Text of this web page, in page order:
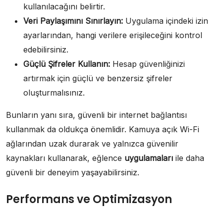
kullanılacağını belirtir.
Veri Paylaşımını Sınırlayın: Uygulama içindeki izin
ayarlarından, hangi verilere erişileceğini kontrol
edebilirsiniz.
Güçlü Şifreler Kullanın: Hesap güvenliğinizi
artırmak için güçlü ve benzersiz şifreler
oluşturmalısınız.
Bunların yanı sıra, güvenli bir internet bağlantısı
kullanmak da oldukça önemlidir. Kamuya açık Wi-Fi
ağlarından uzak durarak ve yalnızca güvenilir
kaynakları kullanarak, eğlence uygulamaları ile daha
güvenli bir deneyim yaşayabilirsiniz.
Performans ve Optimizasyon